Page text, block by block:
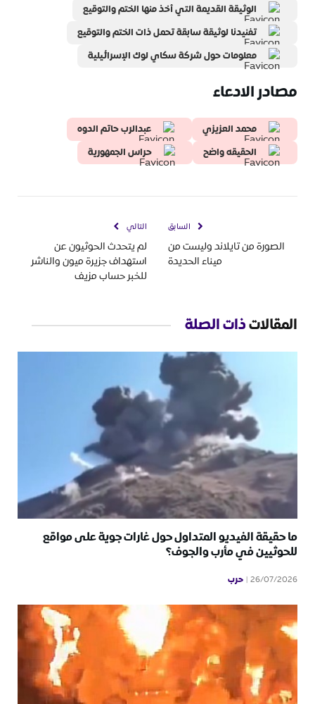
الوثيقة القديمة التي أخذ منها الختم والتوقيع
تفنيدنا لوثيقة سابقة تحمل ذات الختم والتوقيع
معلومات حول شركة سكاي لوك الإسرائيلية
مصادر الادعاء
محمد العزيزي
عبدالرب حاتم الدوه
الحقيقه واضح
حراس الجمهورية
السابق
الصورة من تايلاند وليست من
ميناء الحديدة
التالي
لم يتحدث الحوثيون عن
استهداف جزيرة ميون والناشر
للخبر حساب مزيف
المقالاتذات الصلة
ما حقيقة الفيديو المتداول حول غارات جوية على مواقع
للحوثيين في مأرب والجوف؟
26/07/2026 حرب